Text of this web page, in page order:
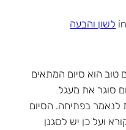
לשון והבעה
טוב הוא סיום המתאים
סוגר את מעגל
לנאמר בפתיחה. הסיום
ועל כן יש לסגנן